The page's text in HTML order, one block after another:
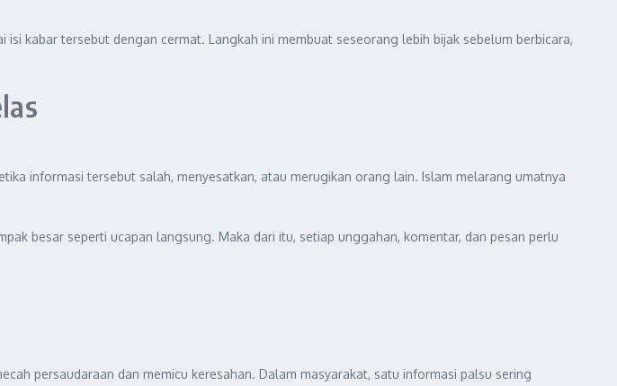
kabar tersebut dengan cermat. Langkah ini membuat seseorang lebih bijak sebelum berbicara,
informasi tersebut salah, menyesatkan, atau merugikan orang lain. Islam melarang umatnya
besar seperti ucapan langsung. Maka dari itu, setiap unggahan, komentar, dan pesan perlu
persaudaraan dan memicu keresahan. Dalam masyarakat, satu informasi palsu sering